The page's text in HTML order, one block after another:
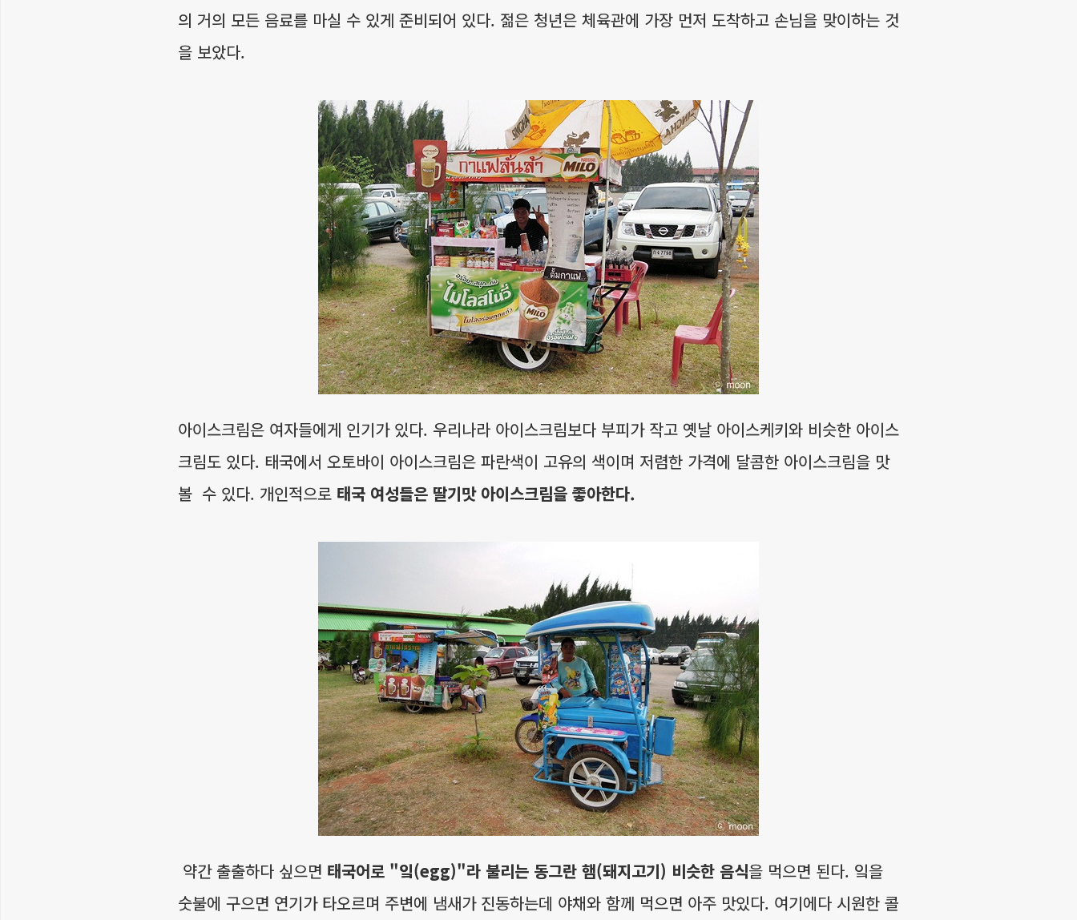
의 거의 모든 음료를 마실 수 있게 준비되어 있다. 젊은 청년은 체육관에 가장 먼저 도착하고 손님을 맞이하는 것
을 보았다.
아이스크림은 여자들에게 인기가 있다. 우리나라 아이스크림보다 부피가 작고 옛날 아이스케키와 비슷한 아이스
크림도 있다. 태국에서 오토바이 아이스크림은 파란색이 고유의 색이며 저렴한 가격에 달콤한 아이스크림을 맛
볼 수 있다. 개인적으로 태국 여성들은 딸기맛 아이스크림을 좋아한다.
약간 출출하다 싶으면 태국어로 "잌(egg)"라 불리는 동그란 햄(돼지고기) 비슷한 음식을 먹으면 된다. 잌을
숫불에 구으면 연기가 타오르며 주변에 냄새가 진동하는데 야채와 함께 먹으면 아주 맛있다. 여기에다 시원한 콜